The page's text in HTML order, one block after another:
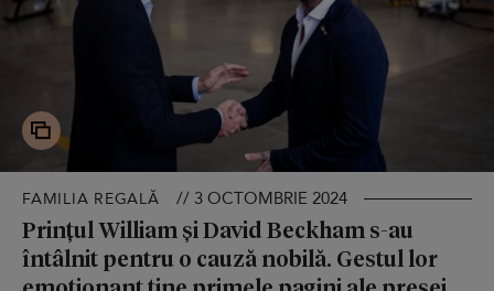
FAMILIA REGALĂ // 3 OCTOMBRIE 2024
Prințul William și David Beckham s-au
întâlnit pentru o cauză nobilă. Gestul lor